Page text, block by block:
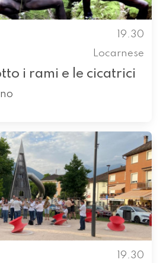
19.30
Locarnese
i rami e le cicatrici
19.30